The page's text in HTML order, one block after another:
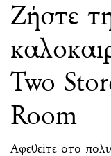
Ζήστε
Two
Room
Αφεθείτε στο